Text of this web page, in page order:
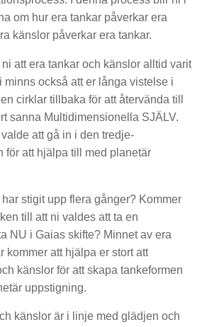
om hur era tankar påverkar era
känslor påverkar era tankar.
att era tankar och känslor alltid varit
också att er långa vistelse i
cirklar tillbaka för att återvända till
sanna Multidimensionella SJÄLV.
att gå in i den tredje-
för att hjälpa till med planetär
stigit upp flera gånger? Kommer
till att ni valdes att ta en
NU i Gaias skifte? Minnet av era
kommer att hjälpa er stort att
känslor för att skapa tankeformen
uppstigning.
känslor är i linje med glädjen och